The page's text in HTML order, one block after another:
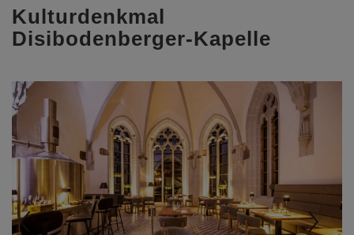
Kulturdenkmal
Disibodenberger-Kapelle
Previous